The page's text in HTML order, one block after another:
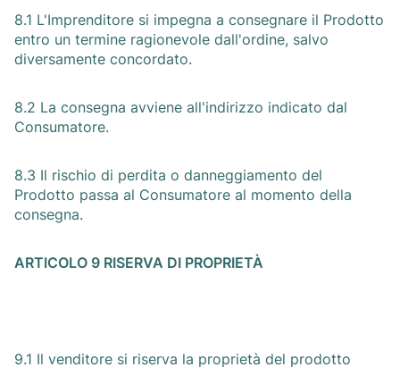
8.1 L'Imprenditore si impegna a consegnare il Prodotto
entro un termine ragionevole dall'ordine, salvo
diversamente concordato.
8.2 La consegna avviene all'indirizzo indicato dal
Consumatore.
8.3 Il rischio di perdita o danneggiamento del
Prodotto passa al Consumatore al momento della
consegna.
ARTICOLO 9 RISERVA DI PROPRIETÀ
9.1 Il venditore si riserva la proprietà del prodotto